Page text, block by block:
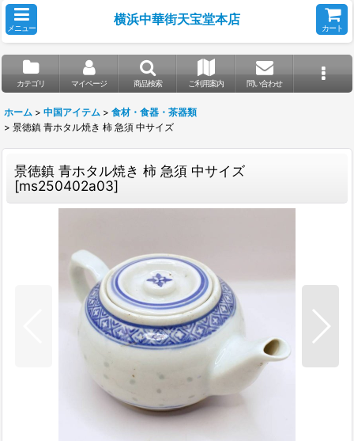
メニュー
横浜中華街天宝堂本店
カート
カテゴリ マイページ 商品検索 ご利用案内 問い合わせ
ホーム > 中国アイテム > 食材・食器・茶器類
> 景徳鎮 青ホタル焼き 柿 急須 中サイズ
景徳鎮 青ホタル焼き 柿 急須 中サイズ
[ms250402a03]